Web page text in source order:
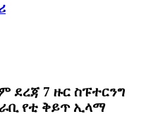
ደረጃ 7 ዙር ስፑተርንግ
የቲ ቅይጥ ኢላማ